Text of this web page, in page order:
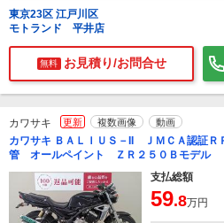
東京23区 江戸川区
モトランド 平井店
無料 お見積り/お問合せ
カワサキ 更新 複数画像 動画
カワサキ ＢＡＬＩＵＳ－II ＪＭＣＡ認証Ｒ
管 オールペイント ＺＲ２５０Ｂモデル
支払総額
59.8万円